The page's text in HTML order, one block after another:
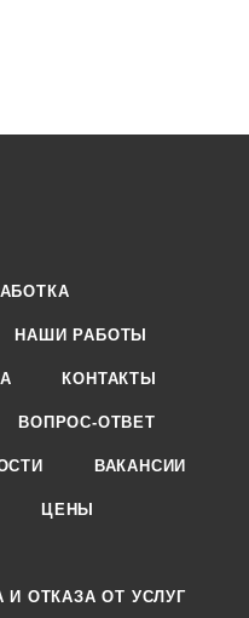
НАШИ РАБОТЫ
КОНТАКТЫ
ВОПРОС-ОТВЕТ
ВАКАНСИИ
ЦЕНЫ
И ОТКАЗА ОТ УСЛУГ